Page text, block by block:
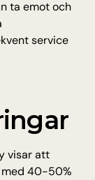
ta emot och
service
visar att
med 40-50%